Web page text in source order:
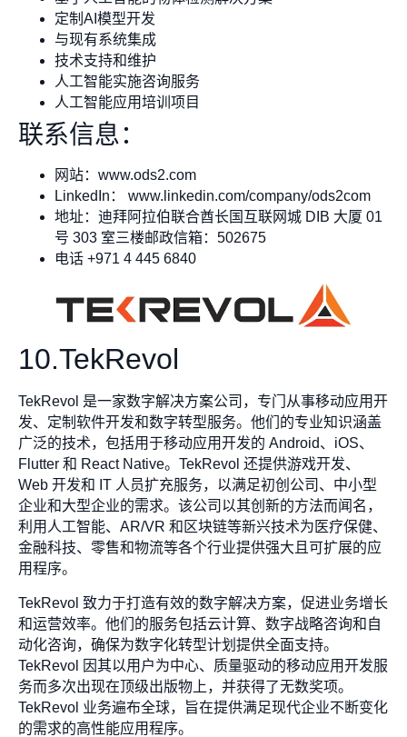
定制AI模型开发
与现有系统集成
技术支持和维护
人工智能实施咨询服务
人工智能应用培训项目
联系信息：
网站：www.ods2.com
LinkedIn： www.linkedin.com/company/ods2com
地址：迪拜阿拉伯联合酋长国互联网城 DIB 大厦 01
号 303 室三楼邮政信箱：502675
电话 +971 4 445 6840
10.TekRevol
TekRevol 是一家数字解决方案公司，专门从事移动应用开
发、定制软件开发和数字转型服务。他们的专业知识涵盖
广泛的技术，包括用于移动应用开发的 Android、iOS、
Flutter 和 React Native。TekRevol 还提供游戏开发、
Web 开发和 IT 人员扩充服务，以满足初创公司、中小型
企业和大型企业的需求。该公司以其创新的方法而闻名，
利用人工智能、AR/VR 和区块链等新兴技术为医疗保健、
金融科技、零售和物流等各个行业提供强大且可扩展的应
用程序。
TekRevol 致力于打造有效的数字解决方案，促进业务增长
和运营效率。他们的服务包括云计算、数字战略咨询和自
动化咨询，确保为数字化转型计划提供全面支持。
TekRevol 因其以用户为中心、质量驱动的移动应用开发服
务而多次出现在顶级出版物上，并获得了无数奖项。
TekRevol 业务遍布全球，旨在提供满足现代企业不断变化
的需求的高性能应用程序。